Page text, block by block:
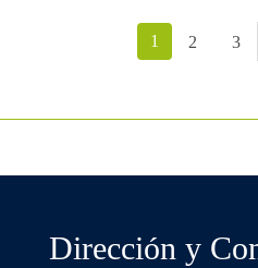
1 2 3
Dirección y